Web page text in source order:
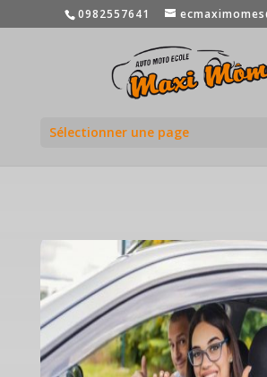
0982557641
Sélectionner une page